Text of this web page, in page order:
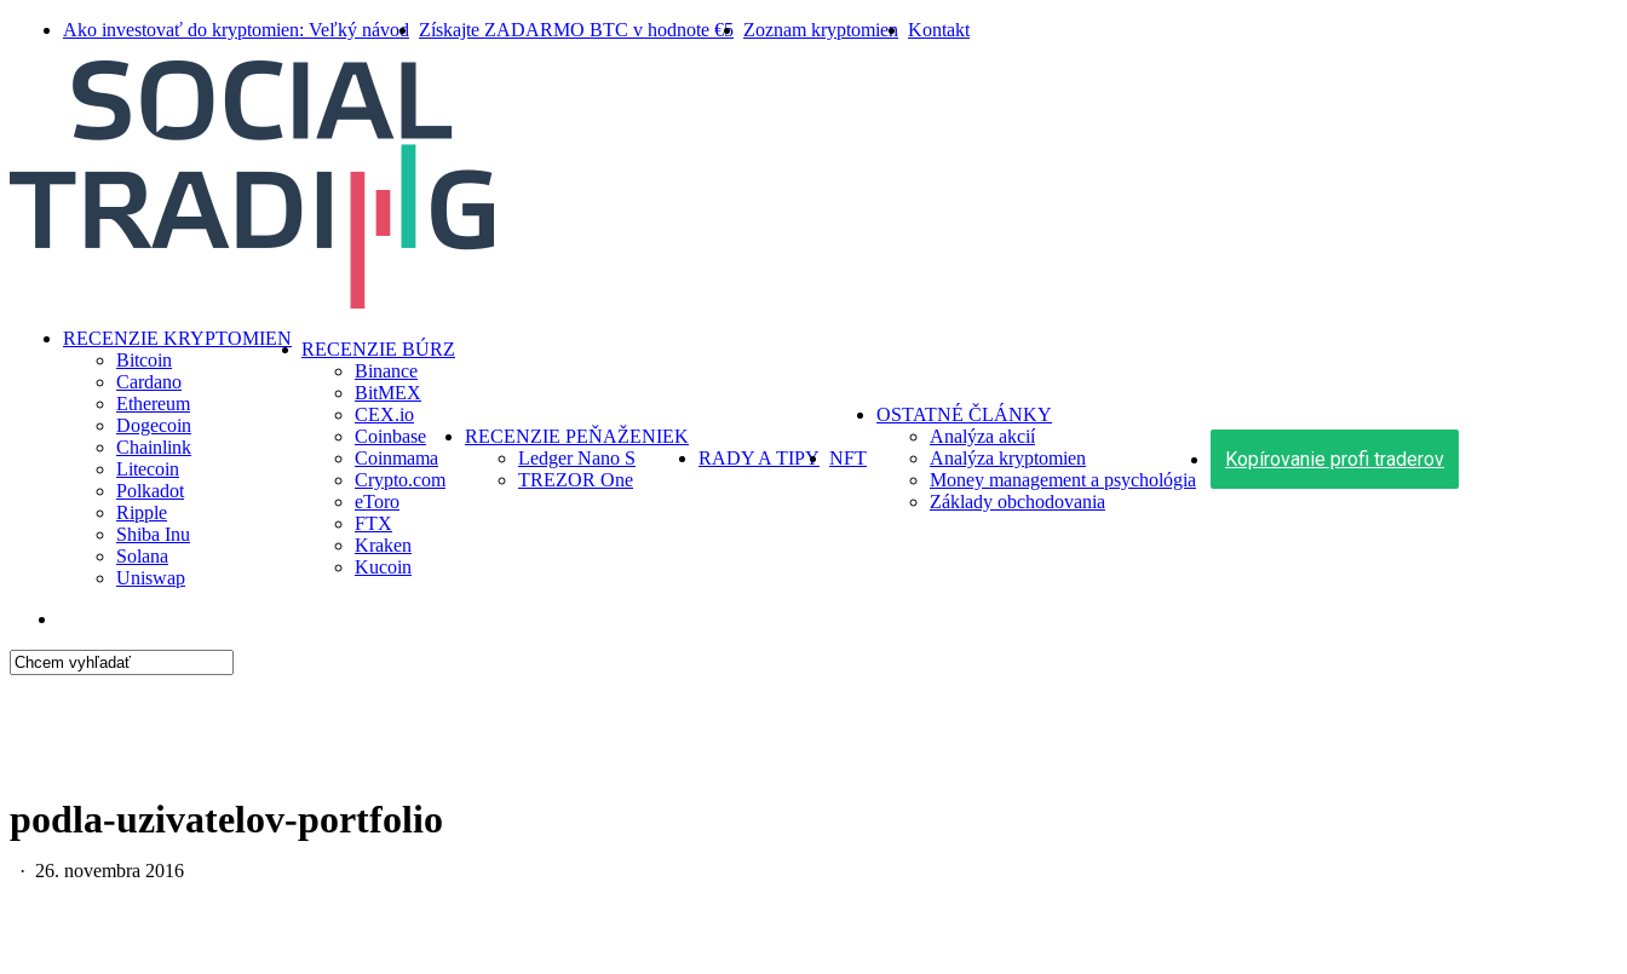
Ako investovať do kryptomien: Veľký návod Získajte ZADARMO BTC v hodnote €5 Zoznam kryptomien Kontakt
search
Menu
RECENZIE KRYPTOMIEN
Bitcoin
Cardano
Ethereum
Dogecoin
Chainlink
Litecoin
Polkadot
Ripple
Shiba Inu
Solana
Uniswap
RECENZIE BÚRZ
Binance
BitMEX
CEX.io
Coinbase
Coinmama
Crypto.com
eToro
FTX
Kraken
Kucoin
RECENZIE PEŇAŽENIEK
Ledger Nano S
TREZOR One
RADY A TIPY NFT
OSTATNÉ ČLÁNKY
Analýza akcií
Analýza kryptomien
Money management a psychológia
Základy obchodovania
Kopírovanie profi traderov
podla-uzivatelov-portfolio
26. novembra 2016